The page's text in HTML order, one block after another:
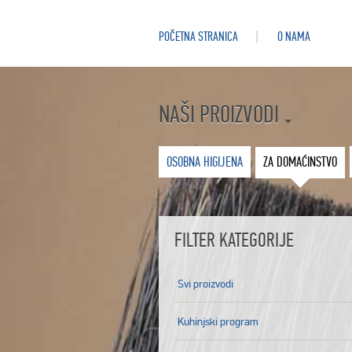
POČETNA STRANICA O NAMA
NAŠI PROIZVODI
OSOBNA HIGIJENA ZA DOMAĆINSTVO
FILTER KATEGORIJE
Svi proizvodi
Kuhinjski program